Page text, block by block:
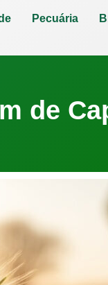
Pecuária
de